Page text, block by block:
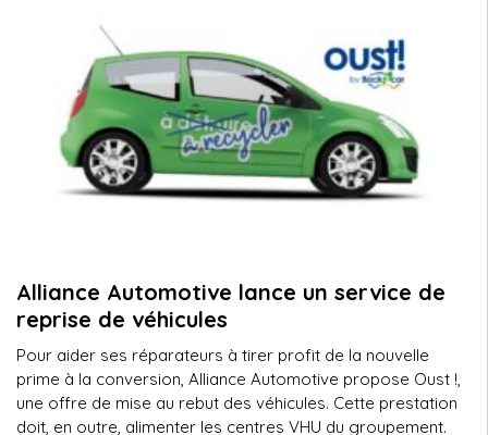
Alliance Automotive lance un service de
reprise de véhicules
Pour aider ses réparateurs à tirer profit de la nouvelle
prime à la conversion, Alliance Automotive propose Oust !,
une offre de mise au rebut des véhicules. Cette prestation
doit, en outre, alimenter les centres VHU du groupement.